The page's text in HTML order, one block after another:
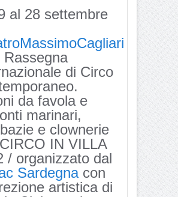
al 28 settembre
Rassegna
di Circo
da favola e
marinari,
e clownerie
IN VILLA
/ organizzato dal
Sardegnacon
artistica di